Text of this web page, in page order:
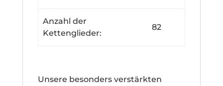
Anzahl der
Kettenglieder:
82
Unsere besonders verstärkten